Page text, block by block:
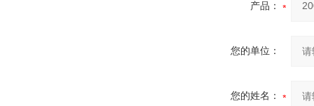
产品：
您的单位：
您的姓名：